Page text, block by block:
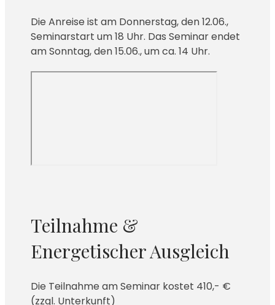
Die Anreise ist am Donnerstag, den 12.06.,
Seminarstart um 18 Uhr. Das Seminar endet
am Sonntag, den 15.06., um ca. 14 Uhr.
Teilnahme &
Energetischer Ausgleich
Die Teilnahme am Seminar kostet 410,- €
(zzgl. Unterkunft)